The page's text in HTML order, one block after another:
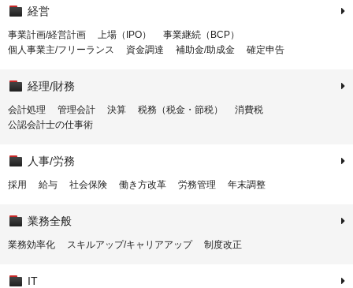
経営
事業計画/経営計画 上場（IPO）
事業継続（BCP）
個人事業主/フリーランス
資金調達 補助金/助成金 確定申告
経理/財務
会計処理 管理会計 決算 税務（税金・節税）
消費税
公認会計士の仕事術
人事/労務
採用 給与 社会保険 働き方改革 労務管理 年末調整
業務全般
業務効率化 スキルアップ/キャリアアップ 制度改正
IT